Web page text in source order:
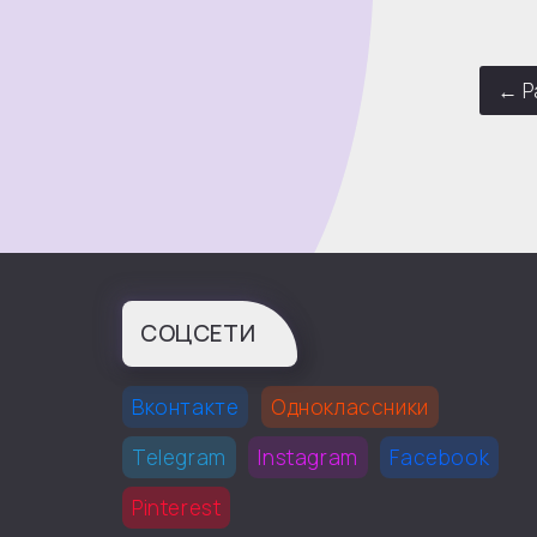
←
СОЦСЕТИ
Вконтакте
Одноклассники
Telegram
Instagram
Facebook
Pinterest